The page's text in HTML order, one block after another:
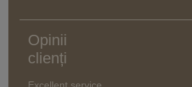
Opinii
clienți